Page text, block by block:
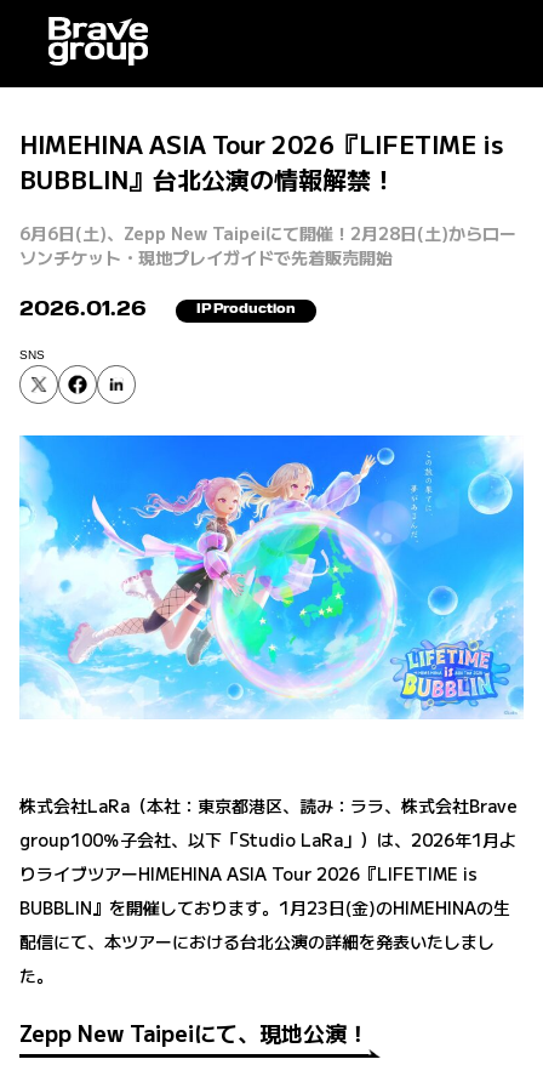
HIMEHINA ASIA Tour 2026『LIFETIME is
BUBBLIN』台北公演の情報解禁！
6月6日(土)、Zepp New Taipeiにて開催！2月28日(土)からロー
ソンチケット・現地プレイガイドで先着販売開始
2026.01.26 IP Production
SNS
株式会社LaRa（本社：東京都港区、読み：ララ、株式会社Brave
group100％子会社、以下「Studio LaRa」）は、2026年1月よ
りライブツアーHIMEHINA ASIA Tour 2026『LIFETIME is
BUBBLIN』を開催しております。1月23日(金)のHIMEHINAの生
配信にて、本ツアーにおける台北公演の詳細を発表いたしまし
た。
Zepp New Taipeiにて、現地公演！